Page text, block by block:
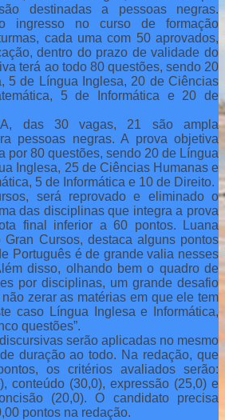
destinadas a pessoas negras.
ingresso no curso de formação
cada uma com 50 aprovados,
dentro do prazo de validade do
terá ao todo 80 questões, sendo 20
5 de Língua Inglesa, 20 de Ciências
5 de Informática e 20 de
das 30 vagas, 21 são ampla
pessoas negras. A prova objetiva
por 80 questões, sendo 20 de Língua
Inglesa, 25 de Ciências Humanas e
5 de Informática e 10 de Direito.
será reprovado e eliminado o
das disciplinas que integra a prova
final inferior a 60 pontos. Luana
Gran Cursos, destaca alguns pontos
Português é de grande valia nesses
disso, olhando bem o quadro de
por disciplinas, um grande desafio
zerar as matérias em que ele tem
caso Língua Inglesa e Informática,
questões”.
serão aplicadas no mesmo
duração ao todo. Na redação, que
os critérios avaliados serão:
conteúdo (30,0), expressão (25,0) e
(20,0). O candidato precisa
pontos na redação.